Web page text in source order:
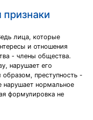
признаки
лица, которые
и отношения
- члены общества.
нарушает его
преступность -
нарушает нормальное
формулировка не